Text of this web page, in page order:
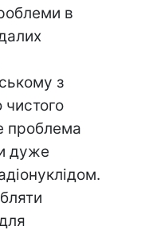
в
з
проблема
дуже